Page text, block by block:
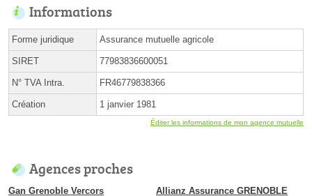
Informations
Forme juridique Assurance mutuelle agricole
SIRET 77983836600051
N° TVA Intra. FR46779838366
Création 1 janvier 1981
Éditer les informations de mon agence mutuelle
Agences proches
Gan Grenoble Vercors
Allianz Assurance GRENOBLE